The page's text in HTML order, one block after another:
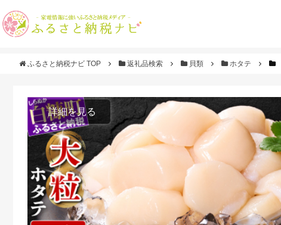
ふるさと納税ナビ TOP 返礼品検索 貝類 ホタテ
詳細を見る